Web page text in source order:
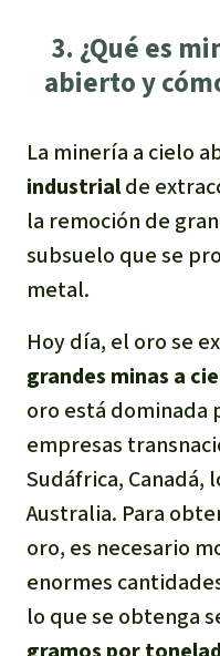
3. ¿Qué es
abierto y
La minería a cielo
industrialde
la remoción de
subsuelo que se
metal.
Hoy día, el oro se
grandes minas a
oro está dominada
empresas
Sudáfrica, Canadá,
Australia. Para
oro, es necesario
enormes
lo que se obtenga